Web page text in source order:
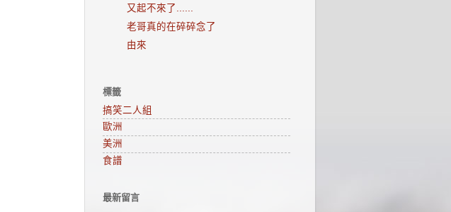
又起不來了......
老哥真的在碎碎念了
由來
標籤
搞笑二人組
歐洲
美洲
食譜
最新留言